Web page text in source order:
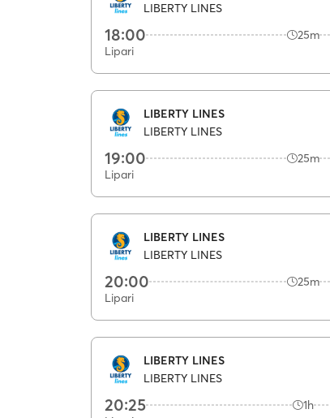
LIBERTY LINES
18:00 25m
Lipari
LIBERTY LINES
LIBERTY LINES
19:00 25m
Lipari
LIBERTY LINES
LIBERTY LINES
20:00 25m
Lipari
LIBERTY LINES
LIBERTY LINES
20:25 1h